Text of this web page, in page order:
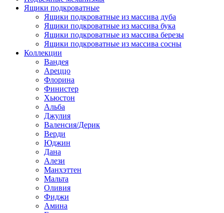
Ящики подкроватные
Ящики подкроватные из массива дуба
Ящики подкроватные из массива бука
Ящики подкроватные из массива березы
Ящики подкроватные из массива сосны
Коллекции
Вандея
Ареццо
Флорина
Финистер
Хьюстон
Альба
Джулия
Валенсия/Дерик
Верди
Юджин
Дана
Алези
Манхэттен
Мальта
Оливия
Фиджи
Амина